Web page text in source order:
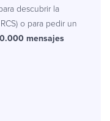
descubrir la
o para pedir un
mensajes